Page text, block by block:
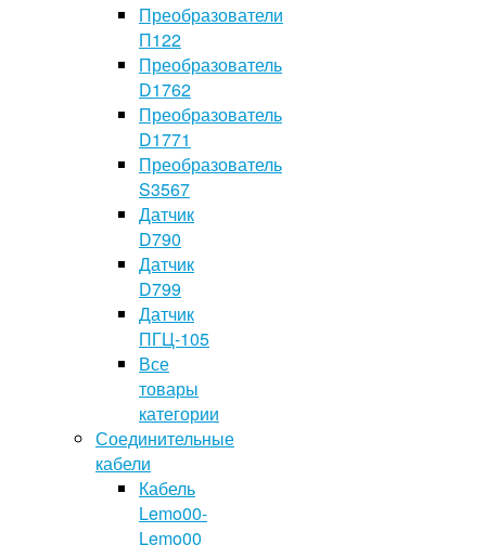
Преобразователи
П122
Преобразователь
D1762
Преобразователь
D1771
Преобразователь
S3567
Датчик
D790
Датчик
D799
Датчик
ПГЦ-105
Все
товары
категории
Соединительные
кабели
Кабель
Lemo00-
Lemo00